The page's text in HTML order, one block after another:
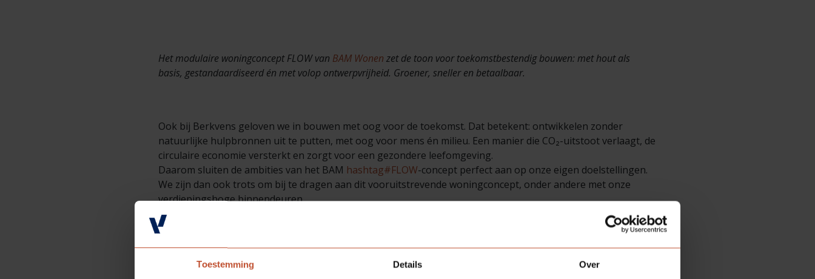
Toestemming Details Over
Het modulaire woningconcept FLOW van BAM Wonen zet de toon voor toekomstbestendig bouwen: met hout als
basis, gestandaardiseerd én met volop ontwerpvrijheid. Groener, sneller en betaalbaar.
Ook bij Berkvens geloven we in bouwen met oog voor de toekomst. Dat betekent: ontwikkelen zonder
natuurlijke hulpbronnen uit te putten, met oog voor mens én milieu. Een manier die CO₂-uitstoot verlaagt, de
circulaire economie versterkt en zorgt voor een gezondere leefomgeving.
Daarom sluiten de ambities van het BAM hashtag#FLOW-concept perfect aan op onze eigen doelstellingen.
We zijn dan ook trots om bij te dragen aan dit vooruitstrevende woningconcept, onder andere met onze
verdiepingshoge binnendeuren.
Wat bewoners erover zeggen: